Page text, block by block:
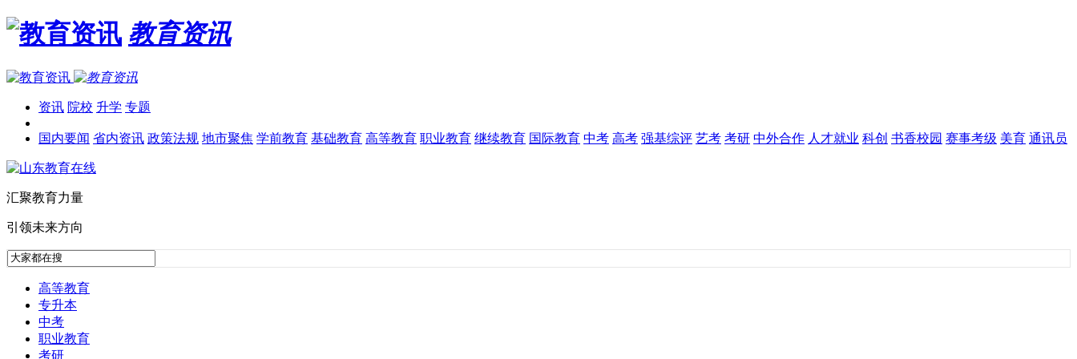
教育资讯
资讯 院校 升学 专题
国内要闻 省内资讯 政策法规 地市聚焦 学前教育 基础教育 高等教育 职业教育 继续教育 国际教育 中考 高考 强基综评 艺考 考研 中外合作 人才就业 科创 书香校园 赛事考级 美育 通讯员
汇聚教育力量
引领未来方向
高等教育
专升本
中考
职业教育
考研